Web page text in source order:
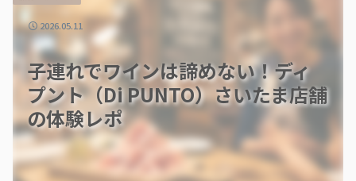
子連れでワインは諦めない！ディ
プント（Di PUNTO）さいたま店舗
の体験レポ
2026.05.11